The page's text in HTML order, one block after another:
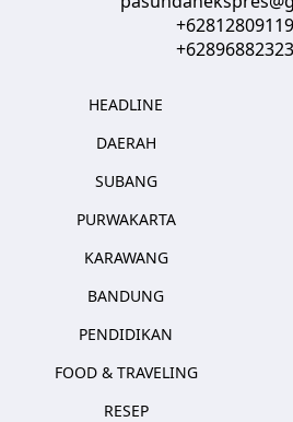
HEADLINE
DAERAH
SUBANG
PURWAKARTA
KARAWANG
BANDUNG
PENDIDIKAN
FOOD & TRAVELING
RESEP